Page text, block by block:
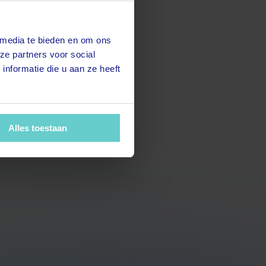
te bieden en om ons
partners voor social
die u aan ze heeft
Alles toestaan